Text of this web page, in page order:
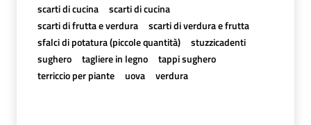
scarti di cucina
scarti di cucina
scarti di frutta e verdura
scarti di verdura e frutta
sfalci di potatura (piccole quantità)
stuzzicadenti
sughero
tagliere in legno
tappi sughero
terriccio per piante
uova verdura